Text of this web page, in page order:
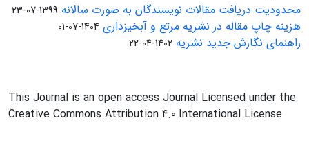
محدودیت دریافت مقالات نویسندگان به صورت سالانه 1399-07-23
هزینه چاپ مقاله در نشریه مرتع و آبخیزداری 1404-07-01
راهنمای نگارش جدید نشریه 1402-04-22
This Journal is an open access Journal Licensed under the
Creative Commons Attribution 4.0 International License